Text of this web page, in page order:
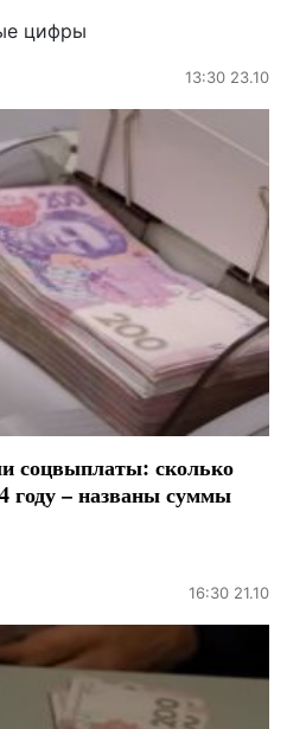
цифры
13:30 23.10
соцвыплаты: сколько
году – названы суммы
16:30 21.10